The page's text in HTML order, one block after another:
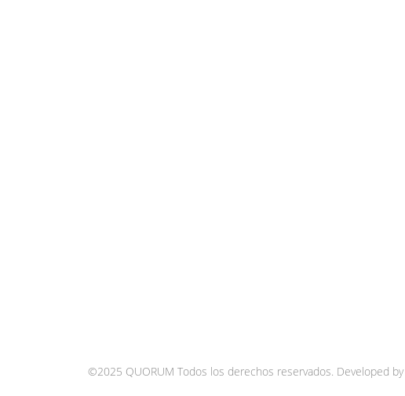
©2025 QUORUM Todos los derechos reservados. Developed by